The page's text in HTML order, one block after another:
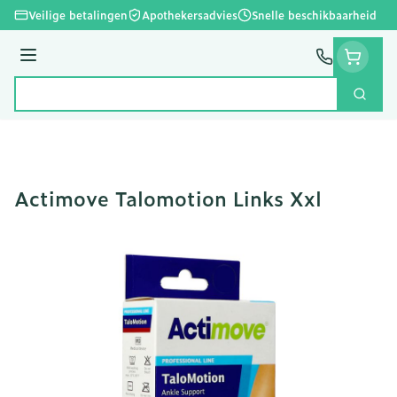
Ga naar de inhoud
Veilige betalingen Apothekersadvies Snelle beschikbaarheid
Menu
Zoek
Actimove Talomotion Links Xxl